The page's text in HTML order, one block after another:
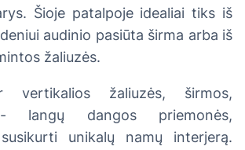
Šioje patalpoje idealiai tiks iš
audinio pasiūta širma arba iš
žaliuzės.
vertikalios žaliuzės, širmos,
langų dangos priemonės,
unikalų namų interjerą.